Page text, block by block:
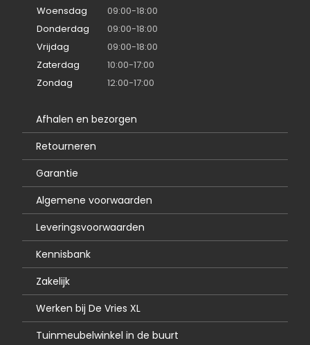
Woensdag
09:00-18:00
Donderdag
09:00-18:00
Vrijdag
09:00-18:00
Zaterdag
10:00-17:00
Zondag
12:00-17:00
Afhalen en bezorgen
Retourneren
Garantie
Algemene voorwaarden
Leveringsvoorwaarden
Kennisbank
Zakelijk
Werken bij De Vries XL
Tuinmeubelwinkel in de buurt